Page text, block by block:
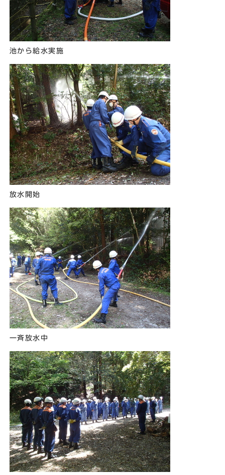
池から給水実施
放水開始
一斉放水中